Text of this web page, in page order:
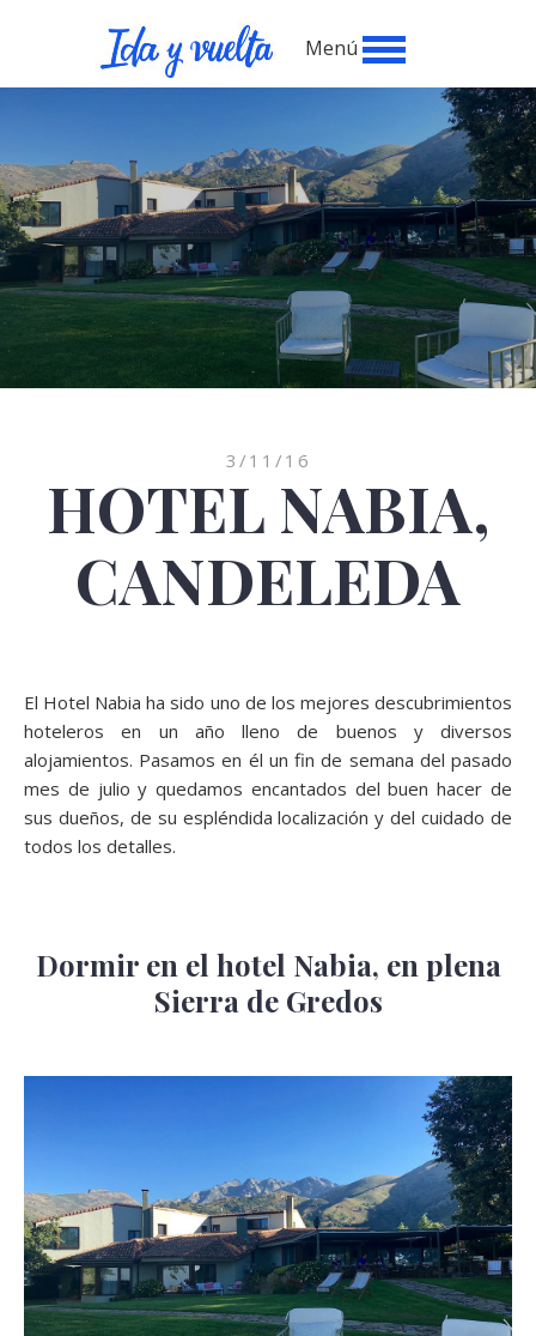
Menú
3/11/16
HOTEL NABIA,
CANDELEDA
El Hotel Nabia ha sido uno de los mejores descubrimientos
hoteleros en un año lleno de buenos y diversos
alojamientos. Pasamos en él un fin de semana del pasado
mes de julio y quedamos encantados del buen hacer de
sus dueños, de su espléndida localización y del cuidado de
todos los detalles.
Dormir en el hotel Nabia, en plena
Sierra de Gredos